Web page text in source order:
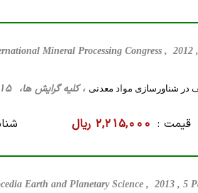
Mineral Processing Congress ,
در شناورسازی مواد معدنی ، کلیه گرایش ها، 15 صفحه فارسی تایپ شده ، 2 مگا بایت WORD
قیمت : 2,215,000 ریال
Earth and Planetary Science , 2013 , 5